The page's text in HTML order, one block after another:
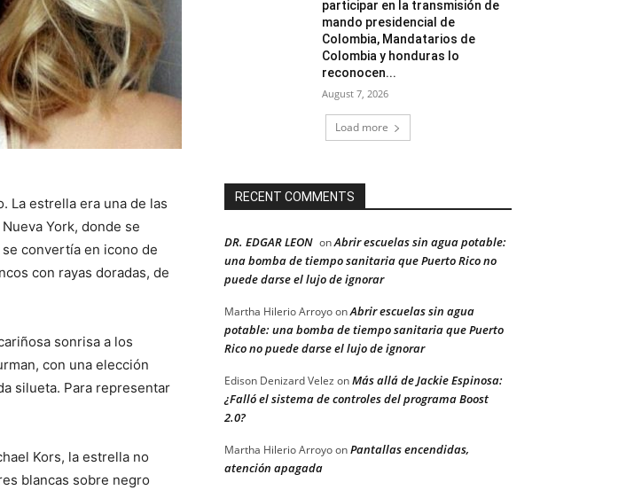
La estrella era una de las
York, donde se
convertía en icono de
con rayas doradas, de
sonrisa a los
con una elección
silueta. Para representar
Kors, la estrella no
blancas sobre negro
participar en la transmisión de
mando presidencial de
Colombia, Mandatarios de
Colombia y honduras lo
reconocen...
August 7, 2026
Load more
RECENT COMMENTS
DR. EDGAR LEON onAbrir escuelas sin agua potable:
una bomba de tiempo sanitaria que Puerto Rico no
puede darse el lujo de ignorar
Martha Hilerio ArroyoonAbrir escuelas sin agua
potable: una bomba de tiempo sanitaria que Puerto
Rico no puede darse el lujo de ignorar
Edison Denizard Velez onMás allá de Jackie Espinosa:
¿Falló el sistema de controles del programa Boost
2.0?
Martha Hilerio ArroyoonPantallas encendidas,
atención apagada